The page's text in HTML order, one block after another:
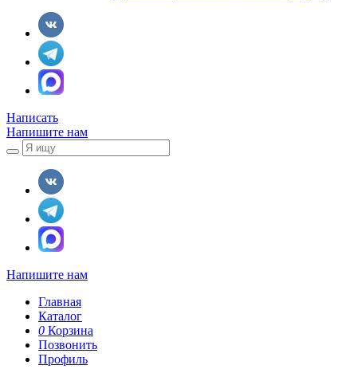
Написать
Напишите нам
Напишите нам
Главная
Каталог
0 Корзина
Позвонить
Профиль